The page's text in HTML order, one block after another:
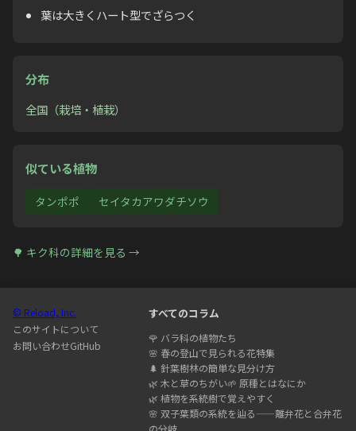
葉は大きくハート型でざらつく
分布
全国（栽培・植栽）
似ている植物
タンポポ セイタカアワダチソウ
🌳 キク科の詳細を見る →
© Reload, Inc.
このサイトについて
お問い合わせGitHub
すべてのコラム
🌹 バラ科の植物たち
🌸 春の登山で見られる花特集
🌲 針葉樹林の簡単な見分け方
🌿 木と草のちがい🌱 原種とはなにか
🌿 植物を系統樹で覚えやすく
🌸 双子葉類の系統を辿る——離弁花と合弁花
の分岐